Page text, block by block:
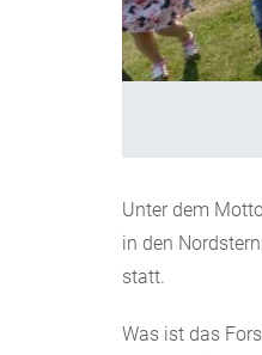
Unter dem
in den
statt.
Was ist das